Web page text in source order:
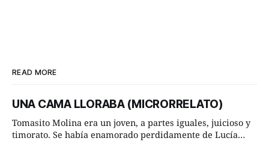
READ MORE
UNA CAMA LLORABA (MICRORRELATO)
Tomasito Molina era un joven, a partes iguales, juicioso y
timorato. Se había enamorado perdidamente de Lucía